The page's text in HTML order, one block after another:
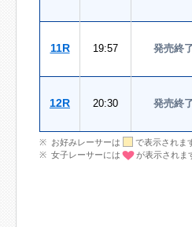
11R 19:57 発売終
12R 20:30 発売終
お好みレーサーは
で表示されま
女子レーサーには
が表示されま